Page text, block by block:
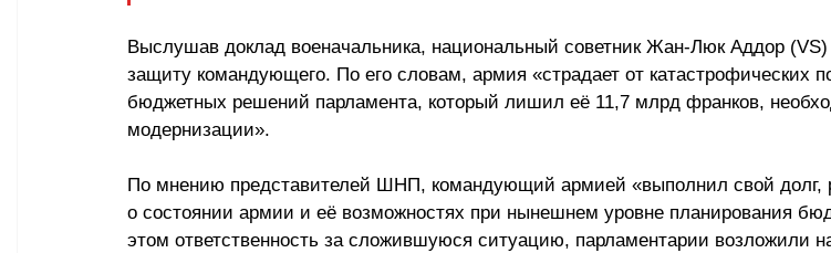
Выслушав доклад военачальника, национальный советник Жан-Люк Аддор (VS)
защиту командующего. По его словам, армия «страдает от катастрофических
бюджетных решений парламента, который лишил её 11,7 млрд франков,
модернизации».
По мнению представителей ШНП, командующий армией «выполнил свой долг,
о состоянии армии и её возможностях при нынешнем уровне планирования
этом ответственность за сложившуюся ситуацию, парламентарии возложили